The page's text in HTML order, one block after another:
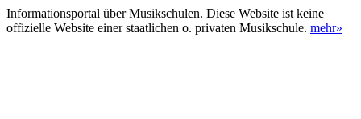
Informationsportal über Musikschulen. Diese Website ist keine
offizielle Website einer staatlichen o. privaten Musikschule. mehr»